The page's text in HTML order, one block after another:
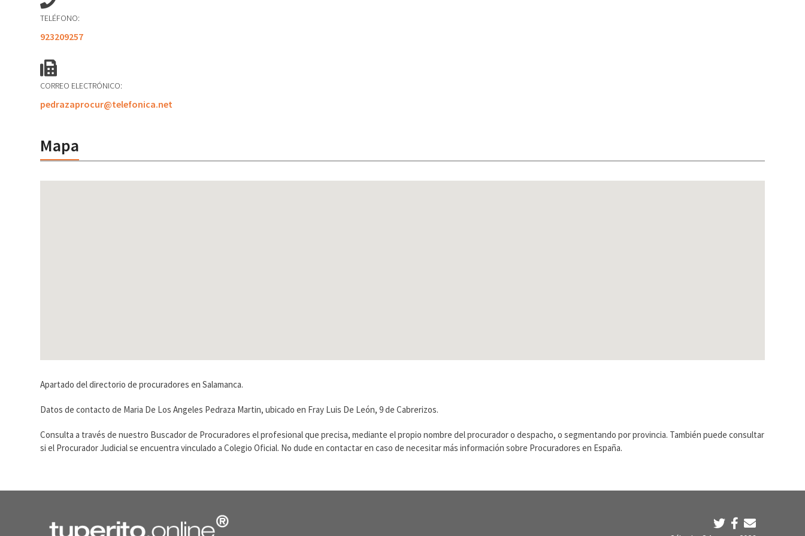
TELÉFONO:
923209257
CORREO ELECTRÓNICO:
pedrazaprocur@telefonica.net
Mapa
Apartado del directorio de procuradores en Salamanca.
Datos de contacto de Maria De Los Angeles Pedraza Martin, ubicado en Fray Luis De León, 9 de Cabrerizos.
Consulta a través de nuestro Buscador de Procuradores el profesional que precisa, mediante el propio nombre del procurador o despacho, o segmentando por provincia. También puede consultar
si el Procurador Judicial se encuentra vinculado a Colegio Oficial. No dude en contactar en caso de necesitar más información sobre Procuradores en España.